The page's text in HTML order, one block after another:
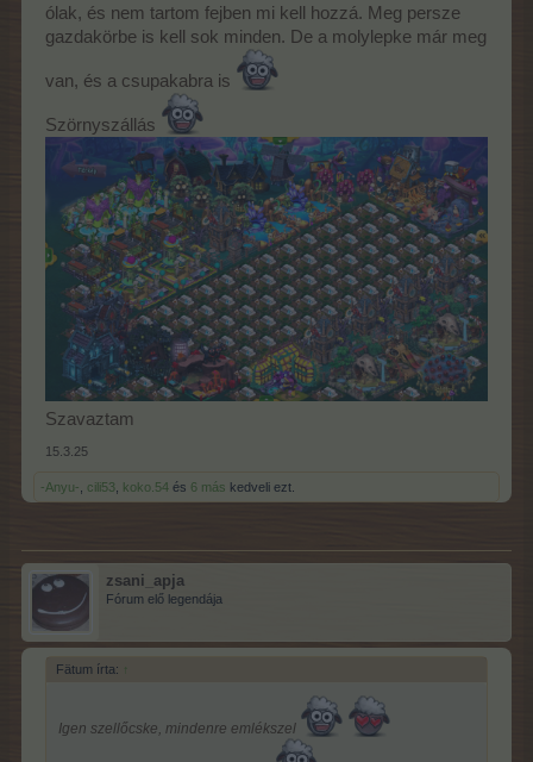
ólak, és nem tartom fejben mi kell hozzá. Meg persze
gazdakörbe is kell sok minden. De a molylepke már meg
van, és a csupakabra is
Szörnyszállás
Szavaztam
15.3.25
-Anyu- cili53 koko.54 és 6 más kedveli ezt.
zsani_apja
Fórum elő legendája
Fätum írta: ↑
Igen szellőcske, mindenre emlékszel